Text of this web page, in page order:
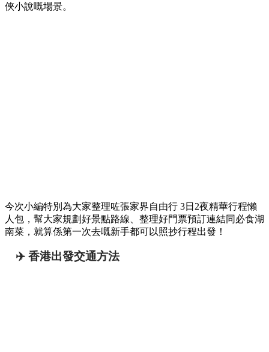
俠小說嘅場景。
今次小編特別為大家整理咗張家界自由行 3日2夜精華行程懶
人包，幫大家規劃好景點路線、整理好門票預訂連結同必食湖
南菜，就算係第一次去嘅新手都可以照抄行程出發！
✈️ 香港出發交通方法